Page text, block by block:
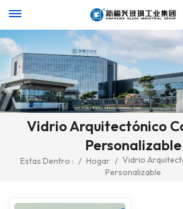
Vidrio Arquitectónico
Personalizable
Estas Dentro : / Hogar / Vidrio
Personalizable